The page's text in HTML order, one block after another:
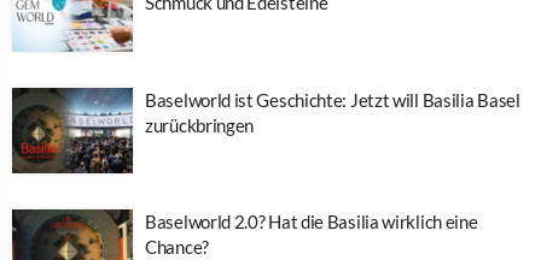
Baselworld ist Geschichte: Jetzt will Basilia Basel
zurückbringen
Baselworld 2.0? Hat die Basilia wirklich eine
Chance?